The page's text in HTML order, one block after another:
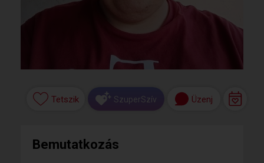
Tetszik SzuperSzív Üzenj
Bemutatkozás